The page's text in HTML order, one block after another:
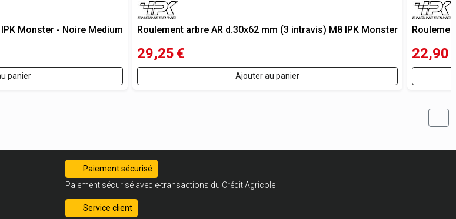
Monster - Noire Medium
panier
Roulement arbre AR d.30x62 mm (3 intravis) M8 IPK Monster
29,25 €
Ajouter au panier
22,90
Paiement sécurisé
Paiement sécurisé avec e-transactions du Crédit Agricole
Service client